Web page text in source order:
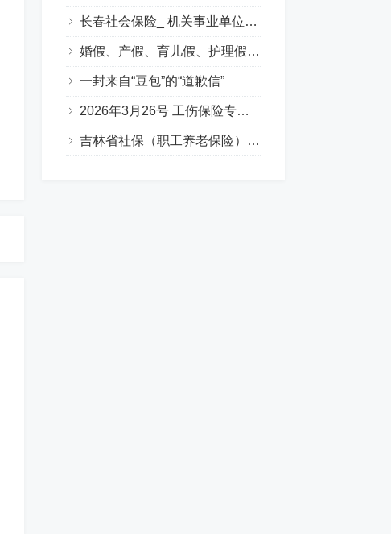
长春社会保险_ 机关事业单位养老保险（含职业年金）（Q&A版）
婚假、产假、育儿假、护理假（吉林省地方政策）
一封来自“豆包”的“道歉信”
2026年3月26号 工伤保险专场答疑（Q&A版）
吉林省社保（职工养老保险）补缴政策全解